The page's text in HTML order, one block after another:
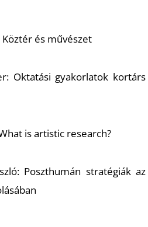
és művészet
Oktatási gyakorlatok kortárs
is artistic research?
Poszthumán stratégiák az